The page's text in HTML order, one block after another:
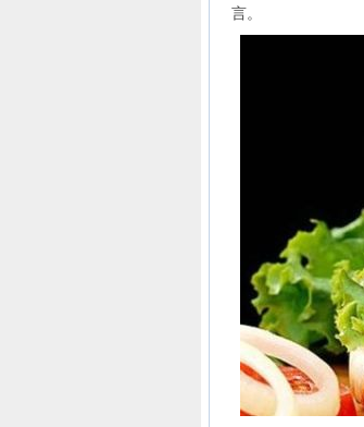
言。